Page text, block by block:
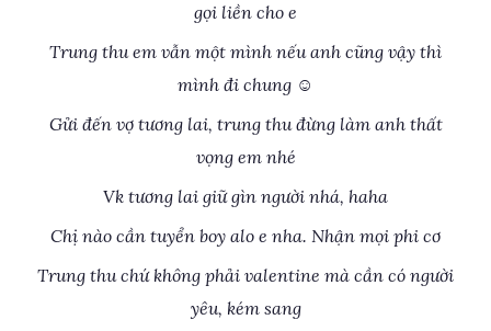
gọi liền cho e
Trung thu em vẫn một mình nếu anh cũng vậy thì
mình đi chung ☺
Gửi đến vợ tương lai, trung thu đừng làm anh thất
vọng em nhé
Vk tương lai giữ gìn người nhá, haha
Chị nào cần tuyển boy alo e nha. Nhận mọi phi cơ
Trung thu chứ không phải valentine mà cần có người
yêu, kém sang